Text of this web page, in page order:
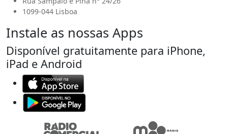
1099-044 Lisboa
Instale as nossas Apps
Disponível gratuitamente para iPhone,
iPad e Android